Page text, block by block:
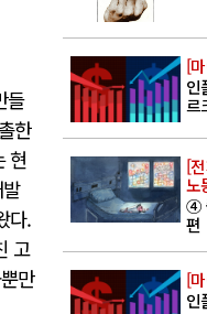
들
한
현
다.
고
만
[
인
르
[
노
④
편
[
인